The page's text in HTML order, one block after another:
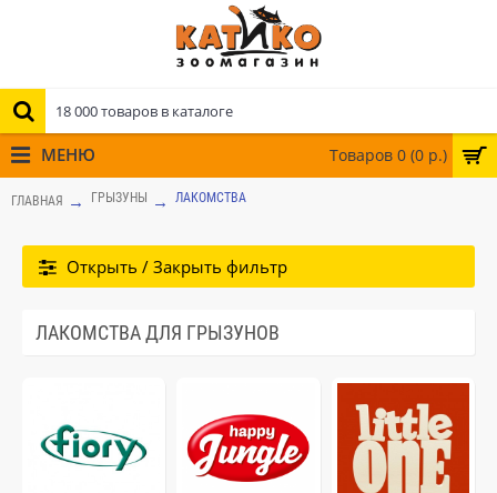
Товаров 0 (0 р.)
МЕНЮ
ГЛАВНАЯ ГРЫЗУНЫ ЛАКОМСТВА
Открыть / Закрыть фильтр
ЛАКОМСТВА ДЛЯ ГРЫЗУНОВ